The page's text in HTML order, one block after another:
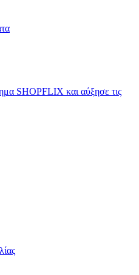
SHOPFLIX και αύξησε τις